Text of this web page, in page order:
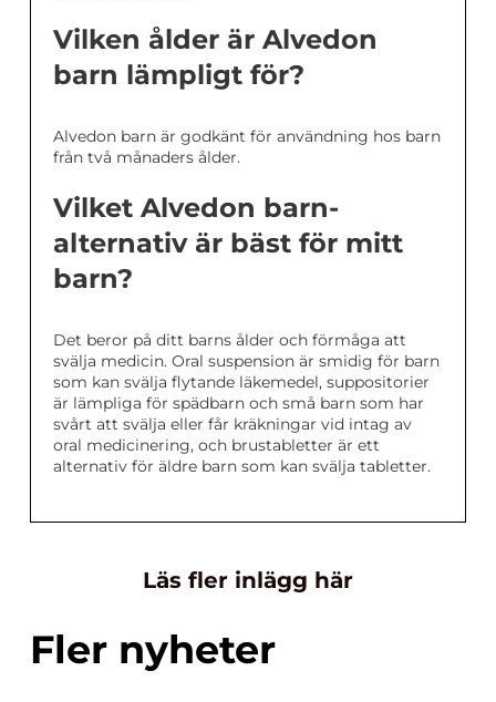
Vilken ålder är Alvedon
barn lämpligt för?
Alvedon barn är godkänt för användning hos barn
från två månaders ålder.
Vilket Alvedon barn-
alternativ är bäst för mitt
barn?
Det beror på ditt barns ålder och förmåga att
svälja medicin. Oral suspension är smidig för barn
som kan svälja flytande läkemedel, suppositorier
är lämpliga för spädbarn och små barn som har
svårt att svälja eller får kräkningar vid intag av
oral medicinering, och brustabletter är ett
alternativ för äldre barn som kan svälja tabletter.
Läs fler inlägg här
Fler nyheter